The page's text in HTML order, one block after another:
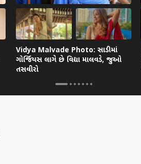
Vidya Malvade Photo: સાડીમાં
ગોર્જિયસ લાગે છે વિદ્યા માલવડે, જુઓ
તસવીરો